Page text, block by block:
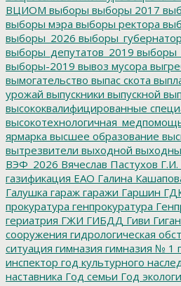
ВЦИОМ выборы выборы 2017
выборы мэра выборы ректора
выборы_2026
выборы_депутатов_2019
выборы-2019 вывоз мусора
вымогательство выпас скота
урожай выпускники выпускной
высококвалифицированные
ярмарка высшее образование
вытрезвители выходной
ВЭФ_2026 Вячеслав Пастухов
газификация ЕАО Галина
Галушка гараж гаражи Гаршин
прокуратура генпрокуратура
гериатрия ГЖИ ГИБДД Гиви
сооружения гидрологическая
ситуация гимназия гимназия № 1
инспектор год культурного
наставника Год семьи Год